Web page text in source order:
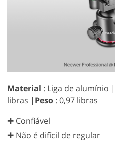
Material : Liga de alumínio |
libras | Peso : 0,97 libras
✚ Confiável
✚ Não é difícil de regular